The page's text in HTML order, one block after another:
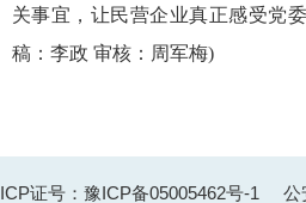
关事宜，让民营企业真正感受党
稿：李政 审核：周军梅)
ICP证号：豫ICP备05005462号-1 公